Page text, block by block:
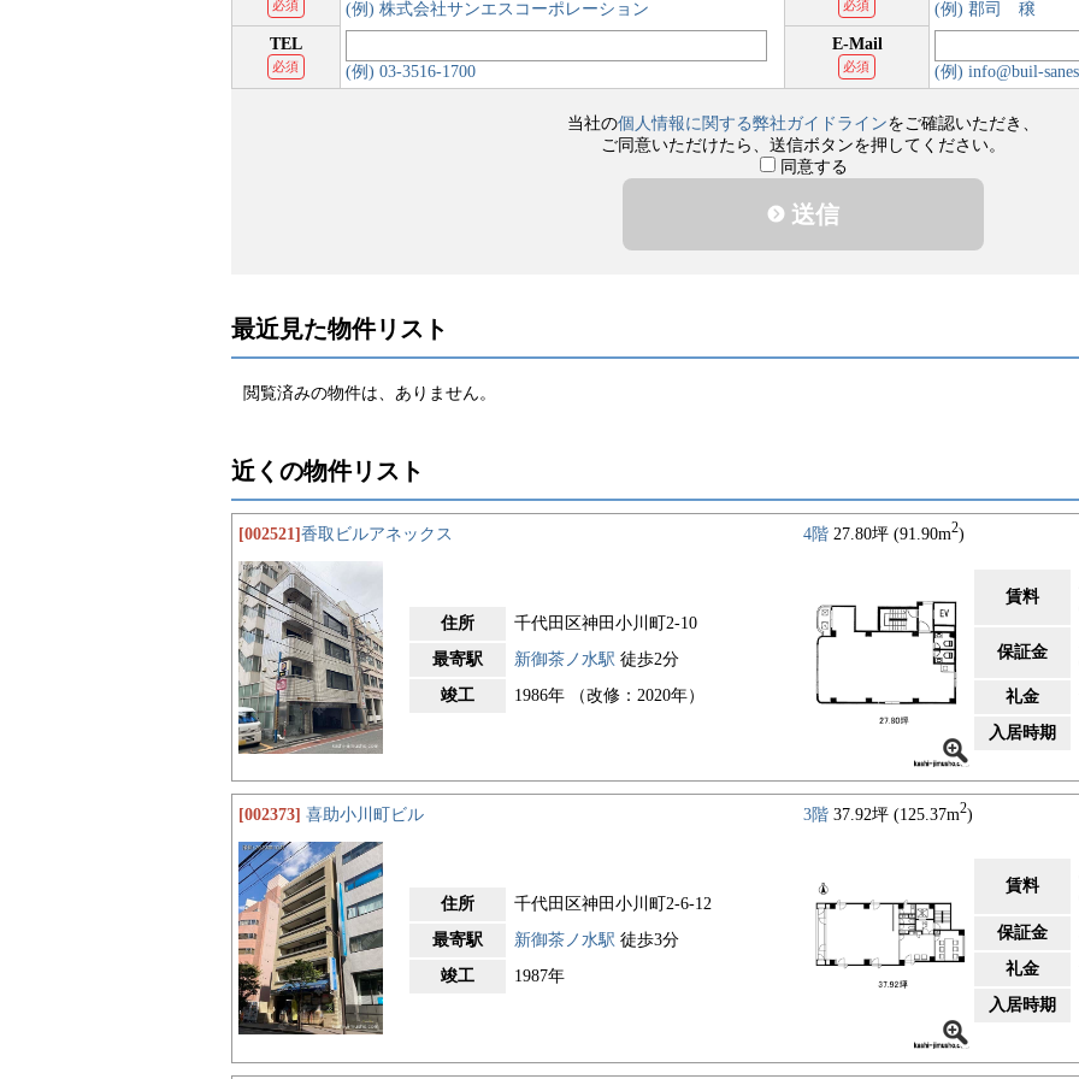
必須 (例) 株式会社サンエスコーポレーション 必須
(例) 郡司 穣
TEL
必須 (例) 03-3516-1700
E-Mail
必須 (例) info@buil-
当社の個人情報に関する弊社ガイドラインをご確認いただき、
ご同意いただけたら、送信ボタンを押してください。
同意する
送信
最近見た物件リスト
閲覧済みの物件は、ありません。
近くの物件リスト
[002521]香取ビルアネックス 4階 27.80坪 (91.90m2)
住所
千代田区神田小川町2-10
最寄駅
新御茶ノ水駅 徒歩2分
竣工
1986年 （改修：2020年）
賃料
保証金
礼金
入居時期
[002373] 喜助小川町ビル 3階 37.92坪 (125.37m2)
住所
千代田区神田小川町2-6-12
最寄駅
新御茶ノ水駅 徒歩3分
竣工
1987年
賃料
保証金
礼金
入居時期